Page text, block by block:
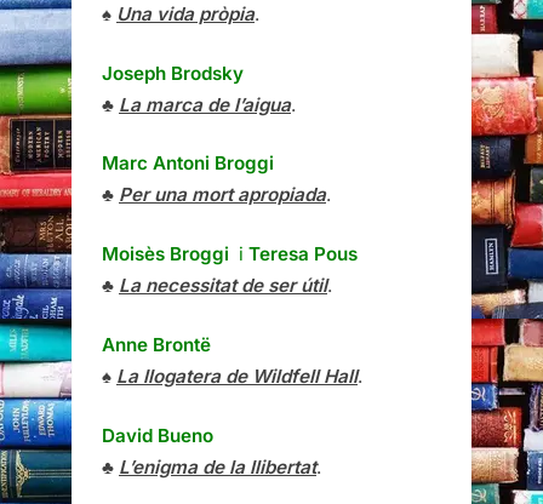
♠ Una vida pròpia.
Joseph Brodsky
♣ La marca de l’aigua.
Marc Antoni Broggi
♣ Per una mort apropiada.
Moisès Broggi i Teresa Pous
♣ La necessitat de ser útil.
Anne Brontë
♠ La llogatera de Wildfell Hall.
David Bueno
♣ L’enigma de la llibertat.